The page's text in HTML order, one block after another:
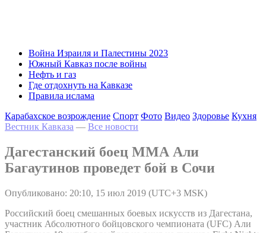
Война Израиля и Палестины 2023
Южный Кавказ после войны
Нефть и газ
Где отдохнуть на Кавказе
Правила ислама
Карабахское возрождение Спорт Фото Видео Здоровье Кухня
Вестник Кавказа — Все новости
Дагестанский боец ММА Али
Багаутинов проведет бой в Сочи
Опубликовано: 20:10, 15 июл 2019 (UTC+3 MSK)
Российский боец смешанных боевых искусств из Дагестана,
участник Абсолютного бойцовского чемпионата (UFC) Али